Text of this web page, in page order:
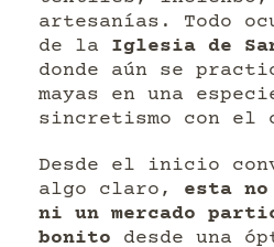
artesanías. Todo
de la Iglesia de
donde aún se
mayas en una
sincretismo con el
Desde el inicio
algo claro, esta
ni un mercado
bonito desde una